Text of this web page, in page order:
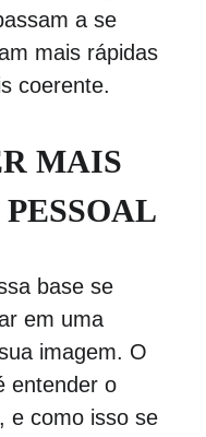
a se
mais rápidas
coerente.
MAIS
base se
em uma
imagem. O
entender o
e como isso se